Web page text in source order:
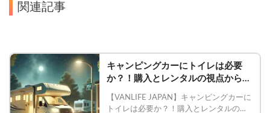
関連記事
キャンピングカーにトイレは必要
か？！購入とレンタルの視点からメ
Carstayの情報発信メディア
【VANLIFE JAPAN】キャンピングカーに
トイレは必要か？！購入とレンタルの視